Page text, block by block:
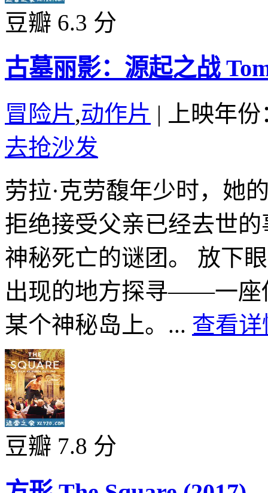
豆瓣 6.3 分
古墓丽影：源起之战
冒险片,动作片 |
上映年
去抢沙发
劳拉·克劳馥年少时，她
拒绝接受父亲已经去世
神秘死亡的谜团。 放下
出现的地方探寻——一座
某个神秘岛上。... 查看详
豆瓣 7.8 分